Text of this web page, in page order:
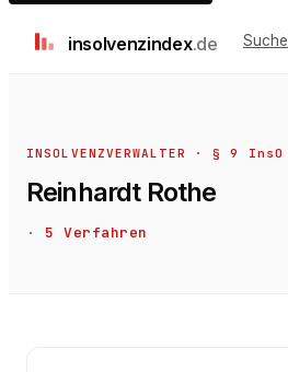
insolvenzindex.de Suche
INSOLVENZVERWALTER · § 9 InsO
Reinhardt Rothe
· 5 Verfahren